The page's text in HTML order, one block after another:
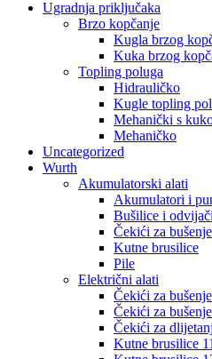
Ugradnja priključaka
Brzo kopčanje
Kugla brzog
Kuka brzog
Topling poluga
Hidrauličko
Kugle topling
Mehanički s
Mehaničko
Uncategorized
Wurth
Akumulatorski alati
Akumulatori i
Bušilice i odvijači
Čekići za
Kutne brusilice
Pile
Električni alati
Čekići za bušenje
Čekići za
Čekići za
Kutne brusilice